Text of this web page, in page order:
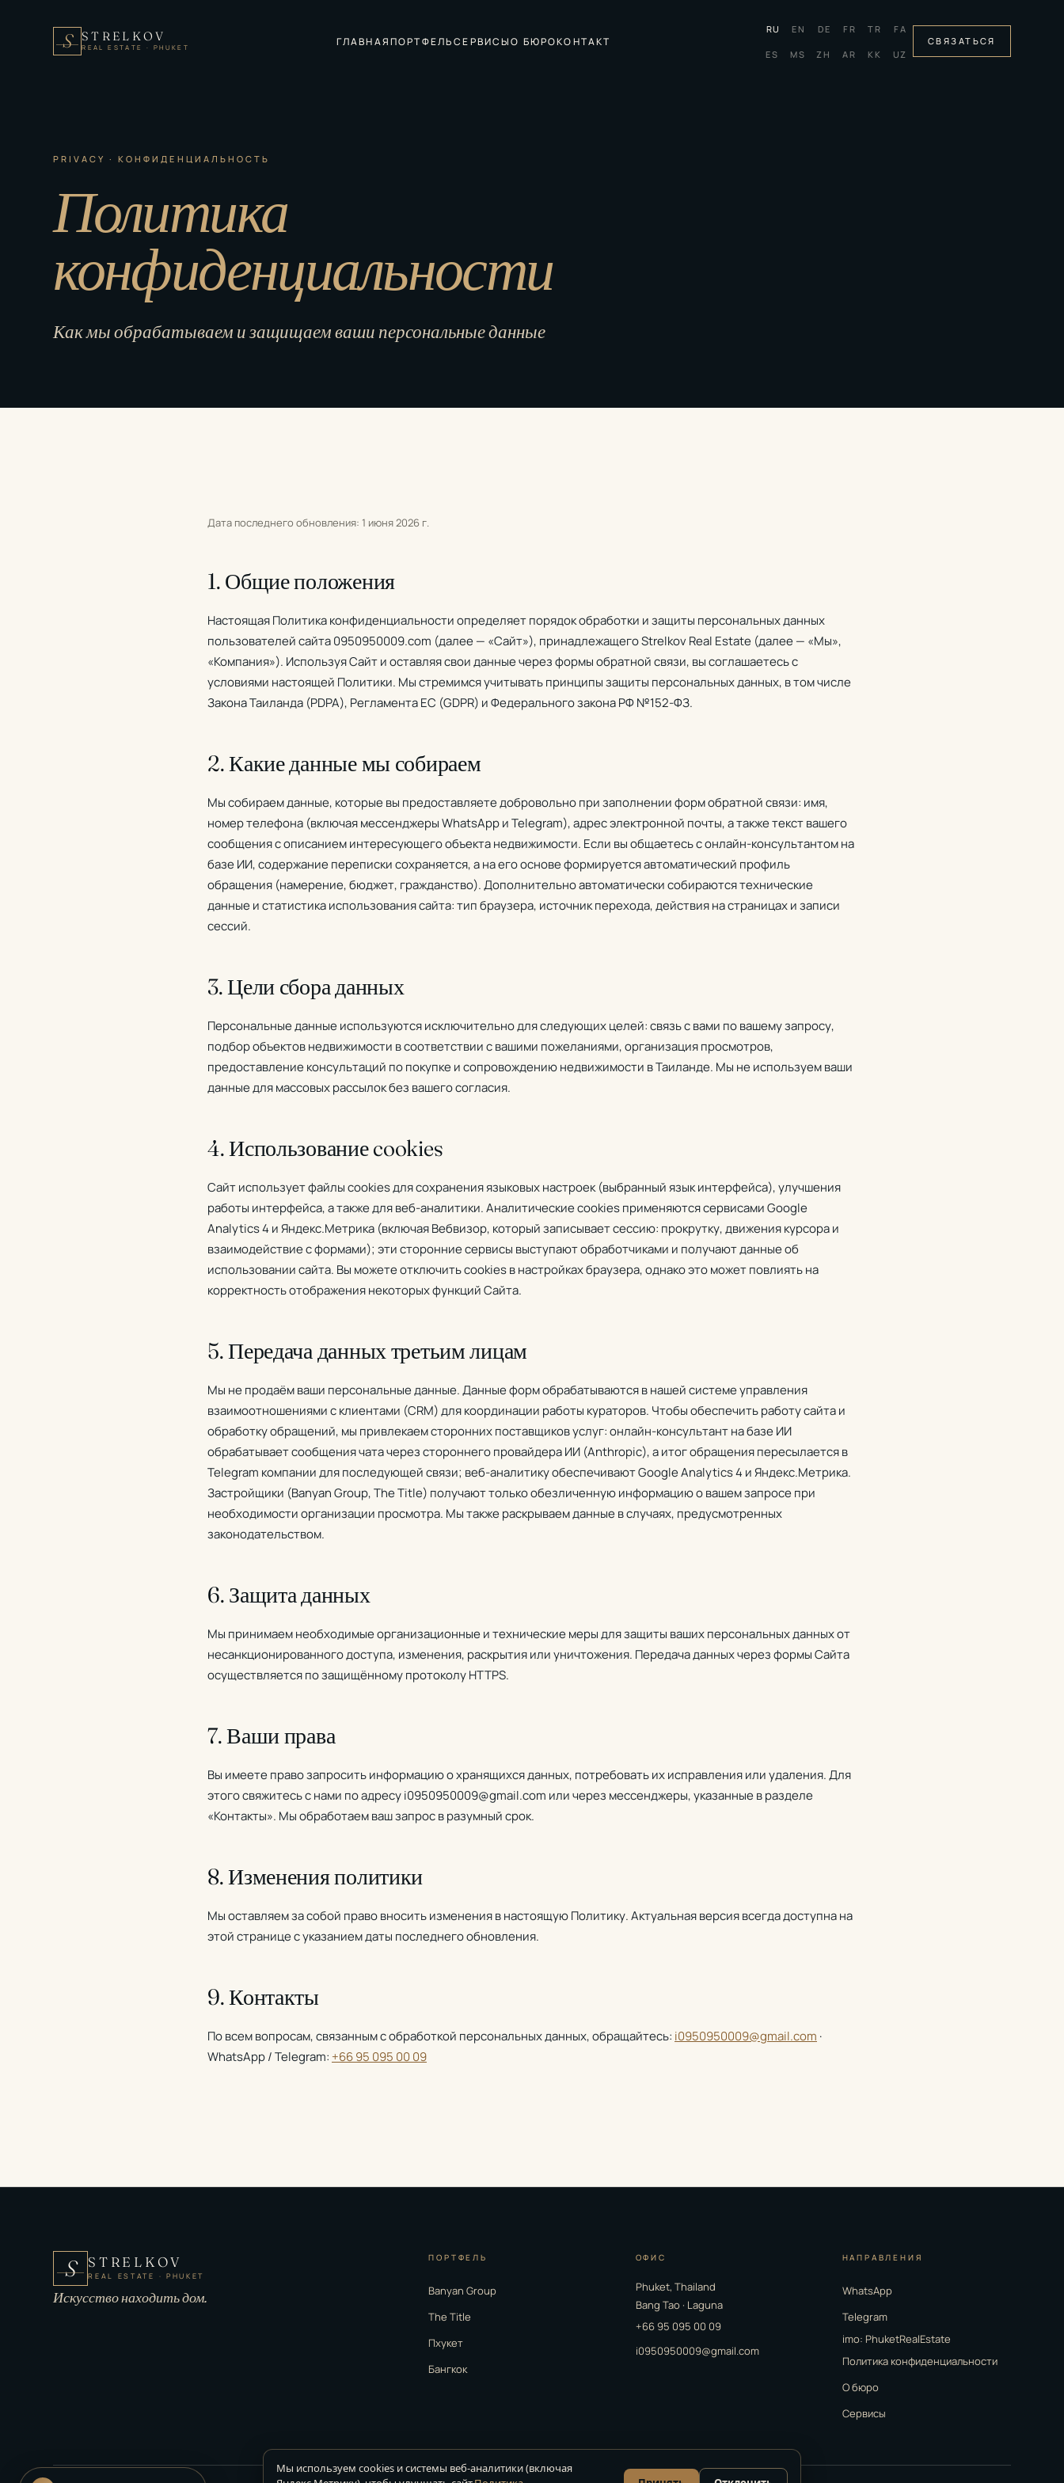
S STRELKOV
REAL ESTATE · PHUKET ГЛАВНАЯПОРТФЕЛЬСЕРВИСЫО БЮРОКОНТАКТ
RU EN DE FR TR FA
ES MS ZH AR KK UZ
СВЯЗАТЬСЯ
PRIVACY · КОНФИДЕНЦИАЛЬНОСТЬ
Политика
конфиденциальности
Как мы обрабатываем и защищаем ваши персональные данные
Дата последнего обновления: 1 июня 2026 г.
1. Общие положения
Настоящая Политика конфиденциальности определяет порядок обработки и защиты персональных данных
пользователей сайта 0950950009.com (далее — «Сайт»), принадлежащего Strelkov Real Estate (далее — «Мы»,
«Компания»). Используя Сайт и оставляя свои данные через формы обратной связи, вы соглашаетесь с
условиями настоящей Политики. Мы стремимся учитывать принципы защиты персональных данных, в том числе
Закона Таиланда (PDPA), Регламента ЕС (GDPR) и Федерального закона РФ №152-ФЗ.
2. Какие данные мы собираем
Мы собираем данные, которые вы предоставляете добровольно при заполнении форм обратной связи: имя,
номер телефона (включая мессенджеры WhatsApp и Telegram), адрес электронной почты, а также текст вашего
сообщения с описанием интересующего объекта недвижимости. Если вы общаетесь с онлайн-консультантом на
базе ИИ, содержание переписки сохраняется, а на его основе формируется автоматический профиль
обращения (намерение, бюджет, гражданство). Дополнительно автоматически собираются технические
данные и статистика использования сайта: тип браузера, источник перехода, действия на страницах и записи
сессий.
3. Цели сбора данных
Персональные данные используются исключительно для следующих целей: связь с вами по вашему запросу,
подбор объектов недвижимости в соответствии с вашими пожеланиями, организация просмотров,
предоставление консультаций по покупке и сопровождению недвижимости в Таиланде. Мы не используем ваши
данные для массовых рассылок без вашего согласия.
4. Использование cookies
Сайт использует файлы cookies для сохранения языковых настроек (выбранный язык интерфейса), улучшения
работы интерфейса, а также для веб-аналитики. Аналитические cookies применяются сервисами Google
Analytics 4 и Яндекс.Метрика (включая Вебвизор, который записывает сессию: прокрутку, движения курсора и
взаимодействие с формами); эти сторонние сервисы выступают обработчиками и получают данные об
использовании сайта. Вы можете отключить cookies в настройках браузера, однако это может повлиять на
корректность отображения некоторых функций Сайта.
5. Передача данных третьим лицам
Мы не продаём ваши персональные данные. Данные форм обрабатываются в нашей системе управления
взаимоотношениями с клиентами (CRM) для координации работы кураторов. Чтобы обеспечить работу сайта и
обработку обращений, мы привлекаем сторонних поставщиков услуг: онлайн-консультант на базе ИИ
обрабатывает сообщения чата через стороннего провайдера ИИ (Anthropic), а итог обращения пересылается в
Telegram компании для последующей связи; веб-аналитику обеспечивают Google Analytics 4 и Яндекс.Метрика.
Застройщики (Banyan Group, The Title) получают только обезличенную информацию о вашем запросе при
необходимости организации просмотра. Мы также раскрываем данные в случаях, предусмотренных
законодательством.
6. Защита данных
Мы принимаем необходимые организационные и технические меры для защиты ваших персональных данных от
несанкционированного доступа, изменения, раскрытия или уничтожения. Передача данных через формы Сайта
осуществляется по защищённому протоколу HTTPS.
7. Ваши права
Вы имеете право запросить информацию о хранящихся данных, потребовать их исправления или удаления. Для
этого свяжитесь с нами по адресу i0950950009@gmail.com или через мессенджеры, указанные в разделе
«Контакты». Мы обработаем ваш запрос в разумный срок.
8. Изменения политики
Мы оставляем за собой право вносить изменения в настоящую Политику. Актуальная версия всегда доступна на
этой странице с указанием даты последнего обновления.
9. Контакты
По всем вопросам, связанным с обработкой персональных данных, обращайтесь: i0950950009@gmail.com ·
WhatsApp / Telegram: +66 95 095 00 09
S STRELKOV
REAL ESTATE · PHUKET
Искусство находить дом.
ПОРТФЕЛЬ
Banyan Group
The Title
Пхукет
Бангкок
ОФИС
Phuket, Thailand
Bang Tao · Laguna
+66 95 095 00 09
i0950950009@gmail.com
НАПРАВЛЕНИЯ
WhatsApp
Telegram
imo: PhuketRealEstate
Политика конфиденциальности
О бюро
Сервисы
Мы используем cookies и системы веб-аналитики (включая